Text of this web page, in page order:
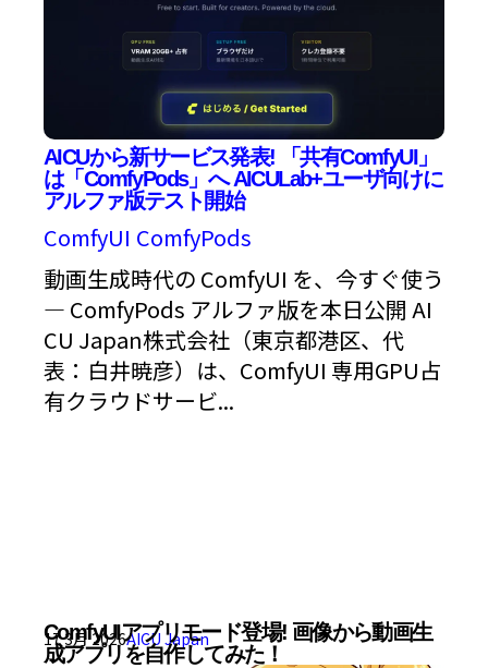
AICUから新サービス発表! 「共有ComfyUI」
は「ComfyPods」へ AICULab+ユーザ向けに
アルファ版テスト開始
ComfyUI ComfyPods
動画生成時代の ComfyUI を、今すぐ使う
— ComfyPods アルファ版を本日公開 AI
CU Japan株式会社（東京都港区、代
表：白井暁彦）は、ComfyUI 専用GPU占
有クラウドサービ...
ComfyUIアプリモード登場! 画像から動画生
成アプリを自作してみた！
17 3月 2026AICU Japan